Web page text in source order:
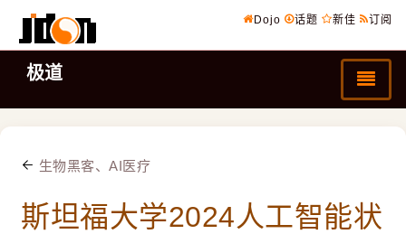
Dojo 话题 新佳 订阅
极道
生物黑客、AI医疗
斯坦福大学2024人工智能状